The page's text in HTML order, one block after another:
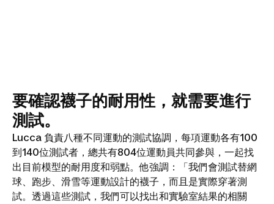
要確認襪子的耐用性，就需要進行
測試。
Lucca 負責八種不同運動的測試協調，每項運動各有100
到140位測試者，總共有804位運動員共同參與，一起找
出目前模型的耐用度和弱點。他強調：「我們會測試替網
球、跑步、滑雪等運動設計的襪子，而且是實際穿著測
試。透過這些測試，我們可以找出和實驗室結果的相關